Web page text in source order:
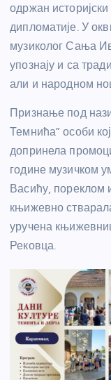
одржан
дипломатије. У
музиколог Сања
упознају и са
али и народном
Признање под
Темнића” особи
допринела
године музичком
Васићу, пореклом
књижевно
уручена
Рековца.